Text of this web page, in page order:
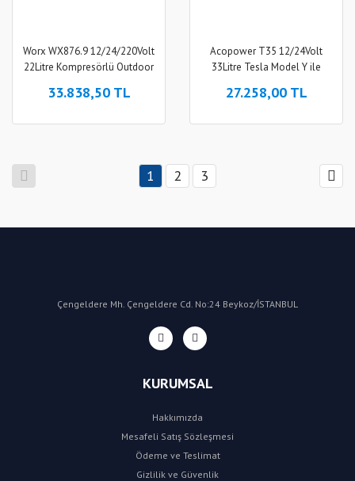
Worx WX876.9 12/24/220Volt
22Litre Kompresörlü Outdoor
Değildir)
33.838,50 TL
Acopower T35 12/24Volt
33Litre Tesla Model Y ile
Oto Buzdolabı
27.258,00 TL
1 2 3
Çengeldere Mh. Çengeldere Cd. No:24 Beykoz/İSTANBUL
KURUMSAL
Hakkımızda
Mesafeli Satış Sözleşmesi
Ödeme ve Teslimat
Gizlilik ve Güvenlik